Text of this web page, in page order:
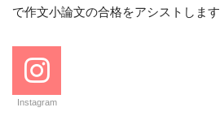
で作文小論文の合格をアシストします
Instagram